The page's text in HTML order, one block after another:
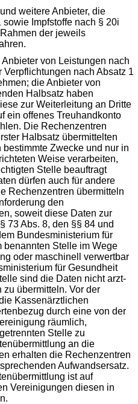
weitere Anbieter, die
Impfstoffe nach § 20i
der jeweils
von Leistungen nach
nach Absatz 1
die Anbieter von
Halbsatz haben
zur Weiterleitung an Dritte
ein offenes Treuhandkonto
Die Rechenzentren
Halbsatz übermittelten
Zwecke und nur in
Weise verarbeiten,
Stelle beauftragt
dürfen auch für andere
Rechenzentren übermitteln
den
soweit diese Daten zur
73 Abs. 8, den §§ 84 und
Bundesministerium für
benannten Stelle im Wege
oder maschinell verwertbar
für Gesundheit
sind die Daten nicht arzt-
übermitteln. Vor der
Kassenärztlichen
durch eine von der
räumlich,
Stelle zu
an die
erhalten die Rechenzentren
Aufwandsersatz.
ist auf
Vereinigungen diesen in